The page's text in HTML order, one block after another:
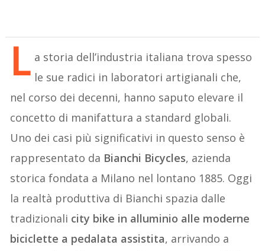
L a storia dell’industria italiana trova spesso
le sue radici in laboratori artigianali che,
nel corso dei decenni, hanno saputo elevare il
concetto di manifattura a standard globali.
Uno dei casi più significativi in questo senso è
rappresentato da Bianchi Bicycles, azienda
storica fondata a Milano nel lontano 1885. Oggi
la realtà produttiva di Bianchi spazia dalle
tradizionali city bike in alluminio alle moderne
biciclette a pedalata assistita, arrivando a